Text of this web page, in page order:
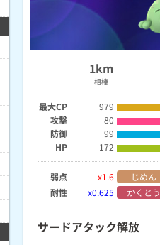
1km
相棒
最大CP
979
攻撃
80
防御
99
HP
172
弱点 x1.6 じめん
耐性
x0.625 かくとう
サードアタック解放